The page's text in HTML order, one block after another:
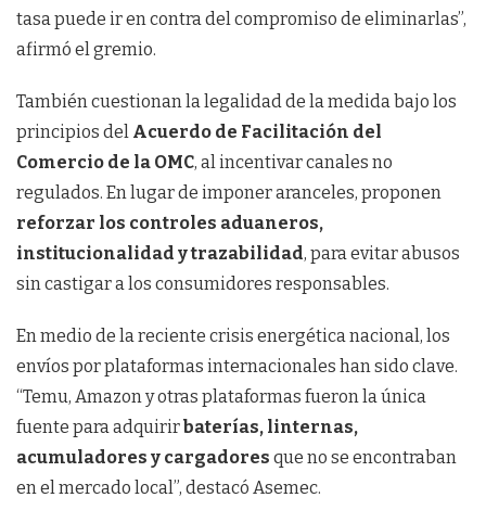
tasa puede ir en contra del compromiso de eliminarlas”,
afirmó el gremio.
También cuestionan la legalidad de la medida bajo los
principios del Acuerdo de Facilitación del
Comercio de la OMC, al incentivar canales no
regulados. En lugar de imponer aranceles, proponen
reforzar los controles aduaneros,
institucionalidad y trazabilidad, para evitar abusos
sin castigar a los consumidores responsables.
En medio de la reciente crisis energética nacional, los
envíos por plataformas internacionales han sido clave.
“Temu, Amazon y otras plataformas fueron la única
fuente para adquirirbaterías, linternas,
acumuladores y cargadores que no se encontraban
en el mercado local”, destacó Asemec.